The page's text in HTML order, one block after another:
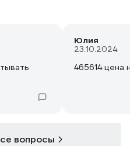
Юлия
23.10.2024
вопросы